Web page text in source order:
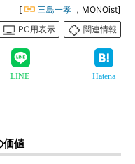
[ 三島一孝 ，MONOist]
PC用表示
関連情報
LINE Hatena
価値